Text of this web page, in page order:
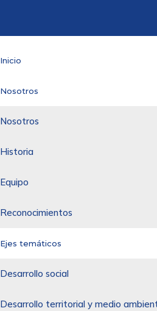
Inicio
Nosotros
Nosotros
Historia
Equipo
Reconocimientos
Ejes temáticos
Desarrollo social
Desarrollo territorial y medio